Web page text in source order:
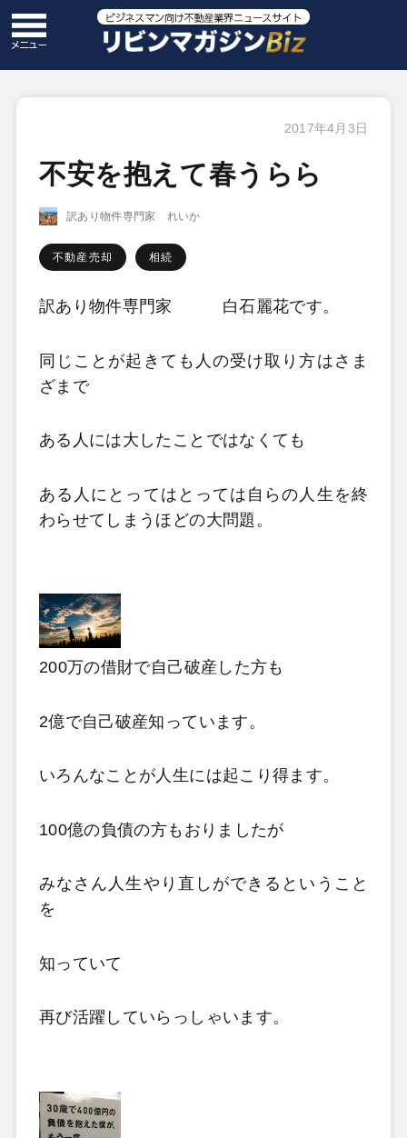
2017年4月3日
不安を抱えて春うらら
訳あり物件専門家 れいか
不動産売却 相続
訳あり物件専門家 白石麗花です。
同じことが起きても人の受け取り方はさま
ざまで
ある人には大したことではなくても
ある人にとってはとっては自らの人生を終
わらせてしまうほどの大問題。
200万の借財で自己破産した方も
2億で自己破産知っています。
いろんなことが人生には起こり得ます。
100億の負債の方もおりましたが
みなさん人生やり直しができるということ
を
知っていて
再び活躍していらっしゃいます。